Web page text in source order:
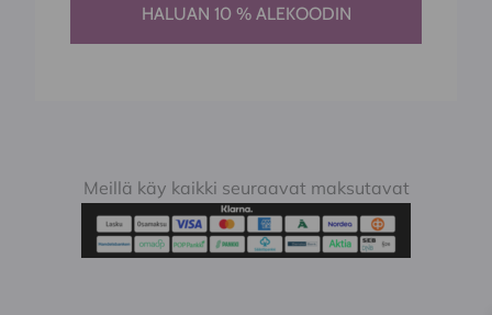
HALUAN 10 % ALEKOODIN
Meillä käy kaikki seuraavat maksutavat